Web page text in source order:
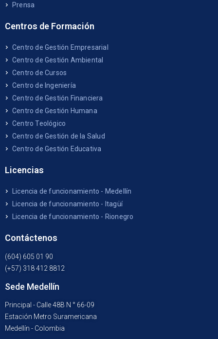
Prensa
Centros de Formación
Centro de Gestión Empresarial
Centro de Gestión Ambiental
Centro de Cursos
Centro de Ingeniería
Centro de Gestión Financiera
Centro de Gestión Humana
Centro Teológico
Centro de Gestión de la Salud
Centro de Gestión Educativa
Licencias
Licencia de funcionamiento - Medellín
Licencia de funcionamiento - Itagüí
Licencia de funcionamiento - Rionegro
Contáctenos
(604) 605 01 90
(+57) 318 412 8812
Sede Medellín
Principal - Calle 48B N ° 66-09
Estación Metro Suramericana
Medellín - Colombia